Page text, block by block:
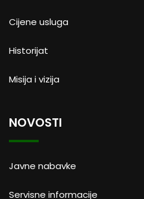
Cijene usluga
Historijat
Misija i vizija
NOVOSTI
Javne nabavke
Servisne informacije